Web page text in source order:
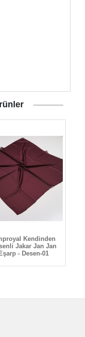
Kendinden
Jakar Jan Jan
Eşarp - Desen-01